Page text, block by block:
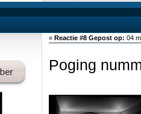
«Reactie #8 Gepost op: 04
Poging